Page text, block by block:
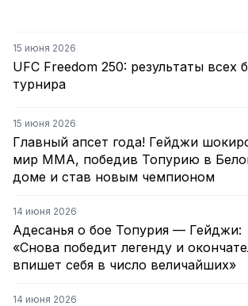
15 июня 2026
UFC Freedom 250: результаты всех
турнира
15 июня 2026
Главный апсет года! Гейджи
мир ММА, победив Топурию в
доме и став новым чемпионом
14 июня 2026
Адесанья о бое Топурия — Гейджи:
«Снова победит легенду и
впишет себя в число величайших»
14 июня 2026